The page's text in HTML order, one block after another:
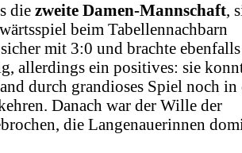
die zweite Damen-Mannschaft,
beim Tabellennachbarn
mit 3:0 und brachte
allerdings ein positives: sie
durch grandioses Spiel noch in
Danach war der Wille der
die Langenauerinnen